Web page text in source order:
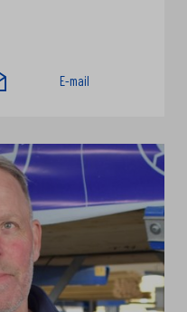
E-mail